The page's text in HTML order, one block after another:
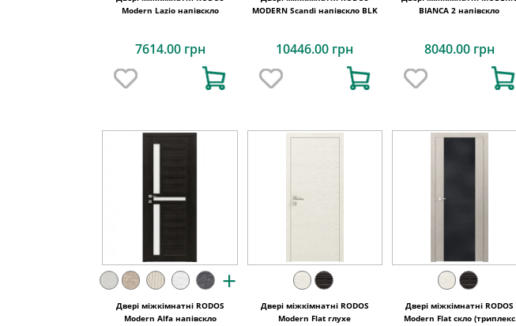
Modern Lazio напівскло
7614.00 грн
MODERN Scandi напівскло BLK
10446.00 грн
BIANCA 2 напівскло
8040.00 грн
+
Двері міжкімнатні RODOS
Modern Alfa напівскло
Двері міжкімнатні RODOS
Modern Flat глухе
Двері міжкімнатні RODOS
Modern Flat скло (триплекс